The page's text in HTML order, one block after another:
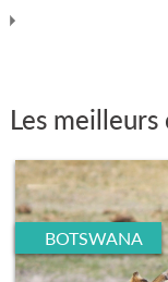
Les
BOTSWANA